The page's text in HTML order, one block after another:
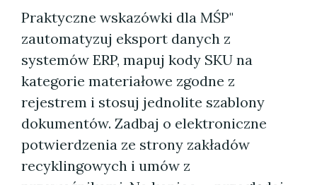
Praktyczne wskazówki dla MŚP"
zautomatyzuj eksport danych z
systemów ERP, mapuj kody SKU na
kategorie materiałowe zgodne z
rejestrem i stosuj jednolite szablony
dokumentów. Zadbaj o elektroniczne
potwierdzenia ze strony zakładów
recyklingowych i umów z